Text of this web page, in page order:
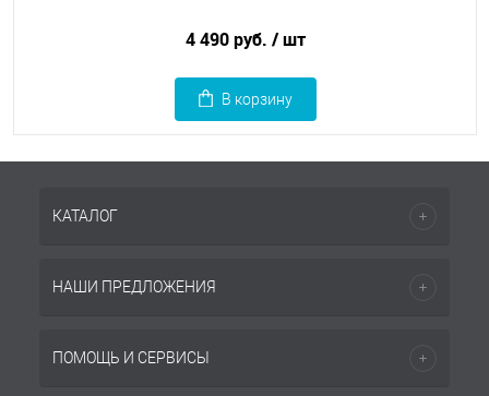
4 490 руб. / шт
В корзину
КАТАЛОГ
НАШИ ПРЕДЛОЖЕНИЯ
ПОМОЩЬ И СЕРВИСЫ